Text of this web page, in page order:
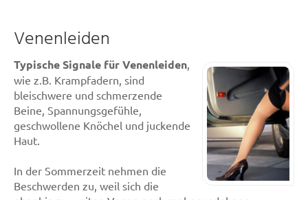
Venenleiden
Typische Signale für Venenleiden,
wie z.B. Krampfadern, sind
bleischwere und schmerzende
Beine, Spannungsgefühle,
geschwollene Knöchel und juckende
Haut.
In der Sommerzeit nehmen die
Beschwerden zu, weil sich die